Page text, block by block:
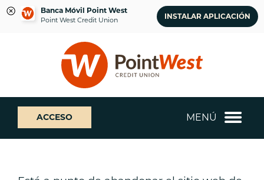
Banca Móvil Point West
Point West Credit Union INSTALAR APLICACIÓN
sesión
banca
web
¿Qué
podemos
ayudarte
a
ACCESO MENÚ